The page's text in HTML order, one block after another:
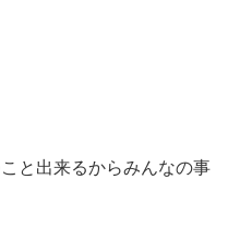
と出来るからみんなの事